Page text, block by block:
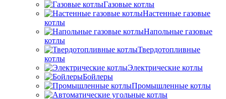
Газовые котлы
Настенные газовые
котлы
Напольные газовые
котлы
Твердотопливные
котлы
Электрические котлы
Бойлеры
Промышленные котлы